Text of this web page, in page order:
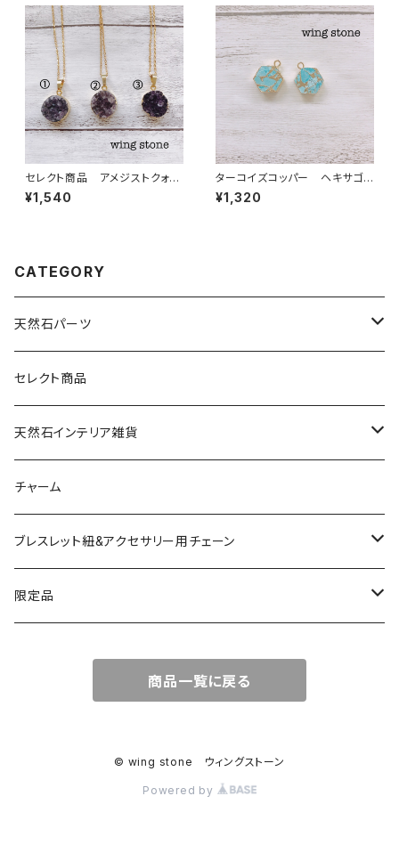
セレクト商品 アメジストクォー
ツ ペンダントトップ①②③ チ
ェーン付き
¥1,540
ターコイズコッパー ヘキサゴン
型 1カン
¥1,320
CATEGORY
天然石パーツ
天然石
ドゥルージー
ソーラークォーツ
コッパー
アゲート
セレクト商品
天然石インテリア雑貨
天然石スライスコースター
天然石キャンドルホルダー
チャーム
ブレスレット紐&アクセサリー用チェーン
ネックレスチェーン
ブレスレット紐
限定品
summer Box
商品一覧に戻る
© wing stone ウィングストーン
Powered by